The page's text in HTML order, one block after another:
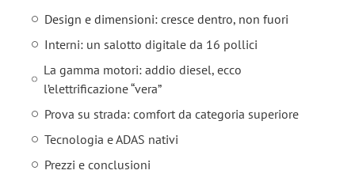
Design e dimensioni: cresce dentro, non fuori
Interni: un salotto digitale da 16 pollici
La gamma motori: addio diesel, ecco
l’elettrificazione “vera”
Prova su strada: comfort da categoria superiore
Tecnologia e ADAS nativi
Prezzi e conclusioni